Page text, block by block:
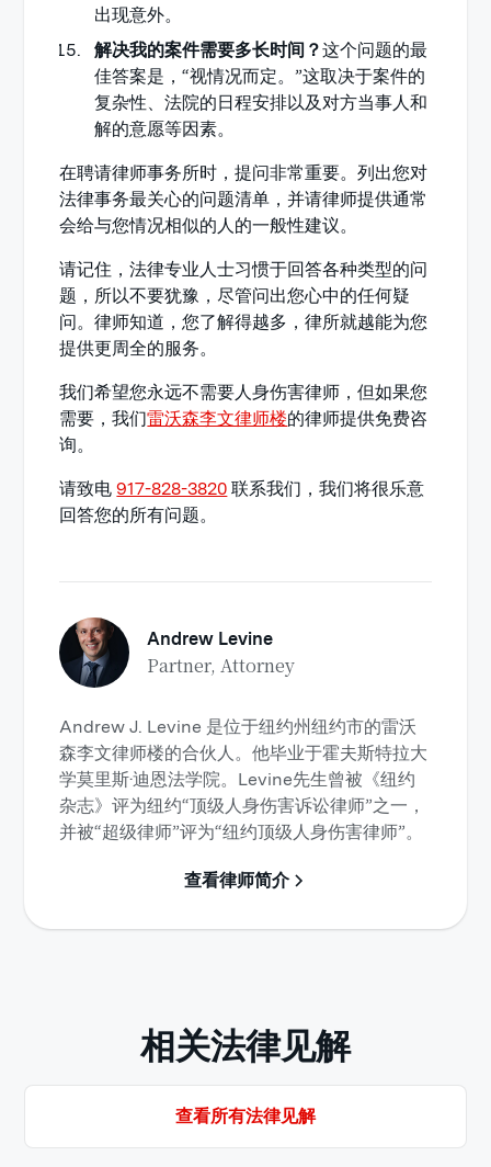
出现意外。
解决我的案件需要多长时间？这个问题的最
佳答案是，“视情况而定。”这取决于案件的
复杂性、法院的日程安排以及对方当事人和
解的意愿等因素。
在聘请律师事务所时，提问非常重要。列出您对
法律事务最关心的问题清单，并请律师提供通常
会给与您情况相似的人的一般性建议。
请记住，法律专业人士习惯于回答各种类型的问
题，所以不要犹豫，尽管问出您心中的任何疑
问。律师知道，您了解得越多，律所就越能为您
提供更周全的服务。
我们希望您永远不需要人身伤害律师，但如果您
需要，我们雷沃森李文律师楼的律师提供免费咨
询。
请致电917-828-3820 联系我们，我们将很乐意
回答您的所有问题。
Andrew Levine
Partner, Attorney
Andrew J. Levine 是位于纽约州纽约市的雷沃
森李文律师楼的合伙人。他毕业于霍夫斯特拉大
学莫里斯·迪恩法学院。Levine先生曾被《纽约
杂志》评为纽约“顶级人身伤害诉讼律师”之一，
并被“超级律师”评为“纽约顶级人身伤害律师”。
查看律师简介
相关法律见解
查看所有法律见解